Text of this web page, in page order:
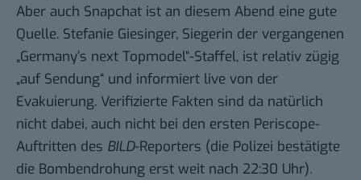
Aber auch Snapchat ist an diesem Abend eine gute
Quelle. Stefanie Giesinger, Siegerin der vergangenen
„Germany’s next Topmodel“-Staffel, ist relativ zügig
„auf Sendung“ und informiert live von der
Evakuierung. Verifizierte Fakten sind da natürlich
nicht dabei, auch nicht bei den ersten Periscope-
Auftritten des BILD-Reporters (die Polizei bestätigte
die Bombendrohung erst weit nach 22:30 Uhr).